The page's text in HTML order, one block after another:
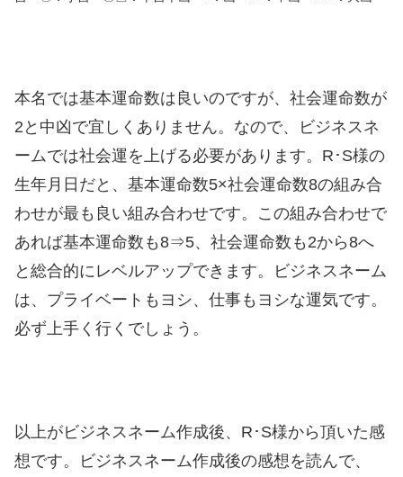
本名では基本運命数は良いのですが、社会運命数が
2と中凶で宜しくありません。なので、ビジネスネ
ームでは社会運を上げる必要があります。R･S様の
生年月日だと、基本運命数5×社会運命数8の組み合
わせが最も良い組み合わせです。この組み合わせで
あれば基本運命数も8⇒5、社会運命数も2から8へ
と総合的にレベルアップできます。ビジネスネーム
は、プライベートもヨシ、仕事もヨシな運気です。
必ず上手く行くでしょう。
以上がビジネスネーム作成後、R･S様から頂いた感
想です。ビジネスネーム作成後の感想を読んで、